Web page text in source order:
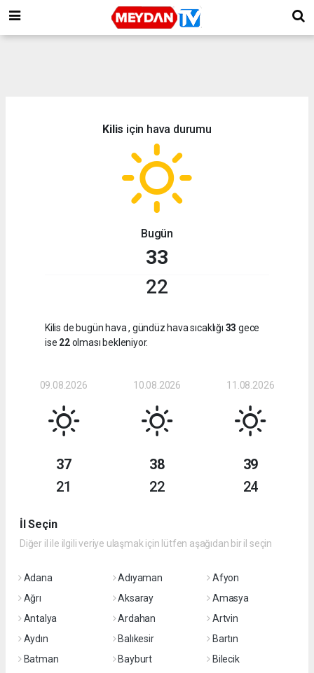
Kilis için hava durumu
Bugün
33
22
Kilis de bugün hava, gündüz hava sıcaklığı 33 gece
ise 22olması bekleniyor.
09.08.2026
37
21
10.08.2026
38
22
11.08.2026
39
24
İl Seçin
Diğer il ile ilgili veriye ulaşmak için lütfen aşağıdan bir il seçin
Adana Adıyaman
Afyon
Ağrı
Aksaray
Amasya
Antalya
Ardahan
Artvin
Aydın
Balıkesir
Bartın
Batman
Bayburt
Bilecik